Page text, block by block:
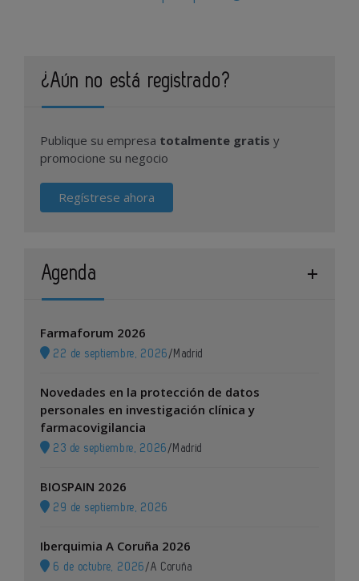
¿Aún no está registrado?
Publique su empresa totalmente gratis y
promocione su negocio
Regístrese ahora
Agenda
Farmaforum 2026
22 de septiembre, 2026 / Madrid
Novedades en la protección de datos
personales en investigación clínica y
farmacovigilancia
23 de septiembre, 2026 / Madrid
BIOSPAIN 2026
29 de septiembre, 2026
Iberquimia A Coruña 2026
6 de octubre, 2026 /A Coruña